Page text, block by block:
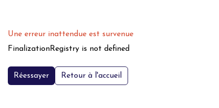
Une erreur inattendue est survenue
FinalizationRegistry is not defined
Réessayer Retour à l'accueil